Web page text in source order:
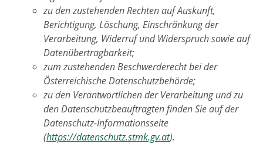
zu den zustehenden Rechten auf Auskunft,
Berichtigung, Löschung, Einschränkung der
Verarbeitung, Widerruf und Widerspruch sowie auf
Datenübertragbarkeit;
zum zustehenden Beschwerderecht bei der
Österreichische Datenschutzbehörde;
zu den Verantwortlichen der Verarbeitung und zu
den Datenschutzbeauftragten finden Sie auf der
Datenschutz-Informationsseite
(https://datenschutz.stmk.gv.at).